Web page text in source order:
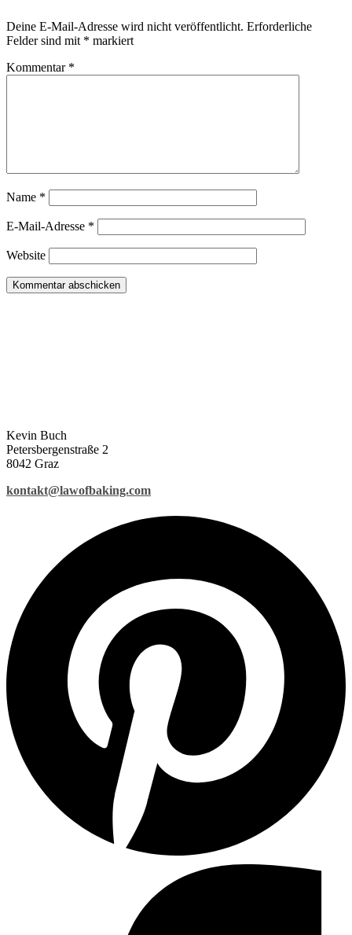
Deine E-Mail-Adresse wird nicht veröffentlicht. Erforderliche
Felder sind mit * markiert
Kommentar *
Name *
E-Mail-Adresse *
Website
Kevin Buch
Petersbergenstraße 2
8042 Graz
kontakt@lawofbaking.com